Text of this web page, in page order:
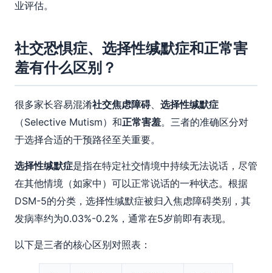
业评估。
社交恐惧症、选择性缄默症和正常害
羞有什么区别？
很多家长容易混淆社交焦虑障碍、 选择性缄默症
（Selective Mutism）和正常害羞。三者的准确区分对
于选择合适的干预路径至关重要。
选择性缄默症是指在特定社交情境中持续无法说话，尽管
在其他情境（如家中）可以正常说话的一种状态。根据
DSM-5的分类，选择性缄默症被归入焦虑障碍类别，其
发病率约为0.03%-0.2%，通常在5岁前即有表现。
以下是三者的核心区别对照表：